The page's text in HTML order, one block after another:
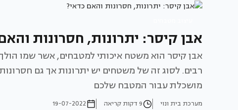
אבן קיסר: יתרונות, חסרונות
אבן קיסר הוא משטח איכותי למטבחים, אשר שמו
רבים. לסוג זה של משטחים יש יתרונות אך גם
מושכלת עבור המטבח שלכם
מערכת בית ונוי 9 דקות קריאה 19-07-2022